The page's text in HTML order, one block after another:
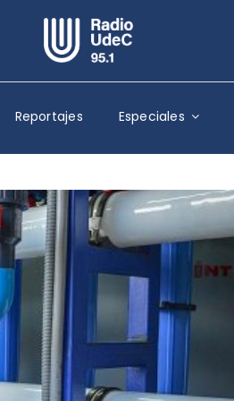
Radio UdeC en vivo
Quiénes Somos
Programación
Podcast
Noticias
Reportajes
Columnas
Música Clásica
Especiales
Reportajes Especiales